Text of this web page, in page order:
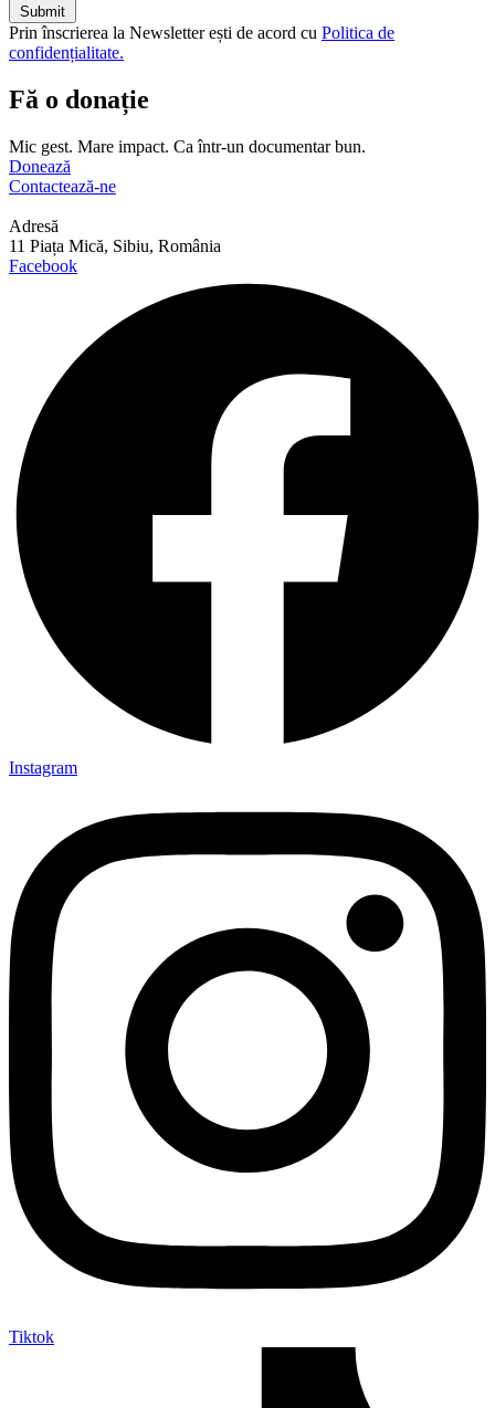
Submit
Prin înscrierea la Newsletter ești de acord cu Politica de
confidențialitate.
Fă o donație
Mic gest. Mare impact. Ca într-un documentar bun.
Donează
Contactează-ne
Adresă
11 Piața Mică, Sibiu, România
Facebook
Instagram
Tiktok